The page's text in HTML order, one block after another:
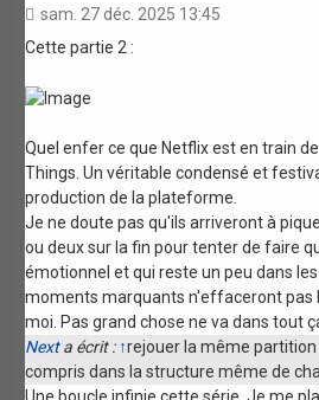
sam. 27 déc. 2025 13:45
Cette partie 2 :
Quel enfer ce que Netflix est en train
Things. Un véritable condensé et
production de la plateforme.
Je ne doute pas qu'ils arriveront à
ou deux sur la fin pour tenter de faire
émotionnel et qui reste un peu dans
moments marquants n'effaceront pas
moi. Pas grand chose ne va dans tout
Nexta écrit : ↑rejouer la même
compris dans la structure même de
Une boucle infinie cette série. Je me